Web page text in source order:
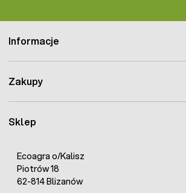
Sklep
Ecoagra o/Kalisz
Piotrów 18
62-814 Blizanów
Informacje
Zakupy